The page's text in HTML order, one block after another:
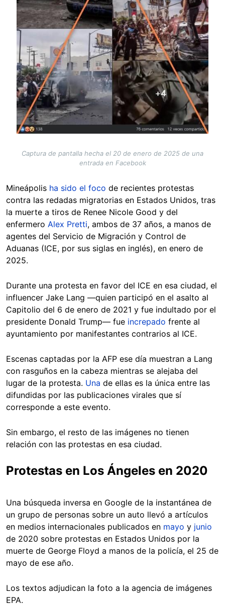
Captura de pantalla hecha el 20 de enero de 2025 de una
entrada en Facebook
Mineápolis ha sido el foco de recientes protestas
contra las redadas migratorias en Estados Unidos, tras
la muerte a tiros de Renee Nicole Good y del
enfermero Alex Pretti, ambos de 37 años, a manos de
agentes del Servicio de Migración y Control de
Aduanas (ICE, por sus siglas en inglés), en enero de
2025.
Durante una protesta en favor del ICE en esa ciudad, el
influencer Jake Lang —quien participó en el asalto al
Capitolio del 6 de enero de 2021 y fue indultado por el
presidente Donald Trump— fue increpado frente al
ayuntamiento por manifestantes contrarios al ICE.
Escenas captadas por la AFP ese día muestran a Lang
con rasguños en la cabeza mientras se alejaba del
lugar de la protesta. Una de ellas es la única entre las
difundidas por las publicaciones virales que sí
corresponde a este evento.
Sin embargo, el resto de las imágenes no tienen
relación con las protestas en esa ciudad.
Protestas en Los Ángeles en 2020
Una búsqueda inversa en Google de la instantánea de
un grupo de personas sobre un auto llevó a artículos
en medios internacionales publicados en mayo y junio
de 2020 sobre protestas en Estados Unidos por la
muerte de George Floyd a manos de la policía, el 25 de
mayo de ese año.
Los textos adjudican la foto a la agencia de imágenes
EPA.